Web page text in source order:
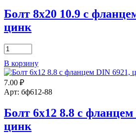
DIN
6921,
цинк
Болт 8х20 10.9 с
цинк
Количество
товара
Болт
8х20
10.9
с
DIN
6921,
цинк
В корзину
7.00 ₽
Арт: бф612-88
Болт 6х12 8.8 с фланцем
цинк